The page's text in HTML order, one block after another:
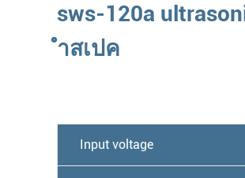
sws-120a
ำสเปค
Input voltage